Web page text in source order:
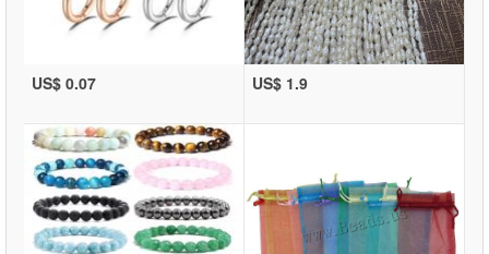
US$ 0.07 US$ 1.9